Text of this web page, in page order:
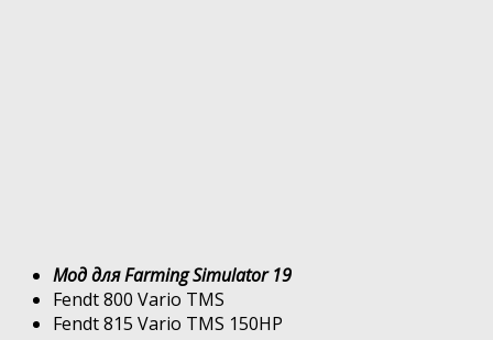
Мод для Farming Simulator 19
Fendt 800 Vario TMS
Fendt 815 Vario TMS 150HP